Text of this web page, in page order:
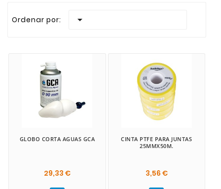
Ordenar por:

GLOBO CORTA AGUAS GCA
29,33 €
CINTA PTFE PARA JUNTAS
25MMX50M.
3,56 €